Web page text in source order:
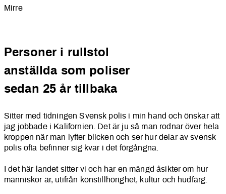
Mirre
Personer i rullstol
anställda som poliser
sedan 25 år tillbaka
Sitter med tidningen Svensk polis i min hand och önskar att
jag jobbade i Kalifornien. Det är ju så man rodnar över hela
kroppen när man lyfter blicken och ser hur delar av svensk
polis ofta befinner sig kvar i det förgångna.
I det här landet sitter vi och har en mängd åsikter om hur
människor är, utifrån könstillhörighet, kultur och hudfärg.